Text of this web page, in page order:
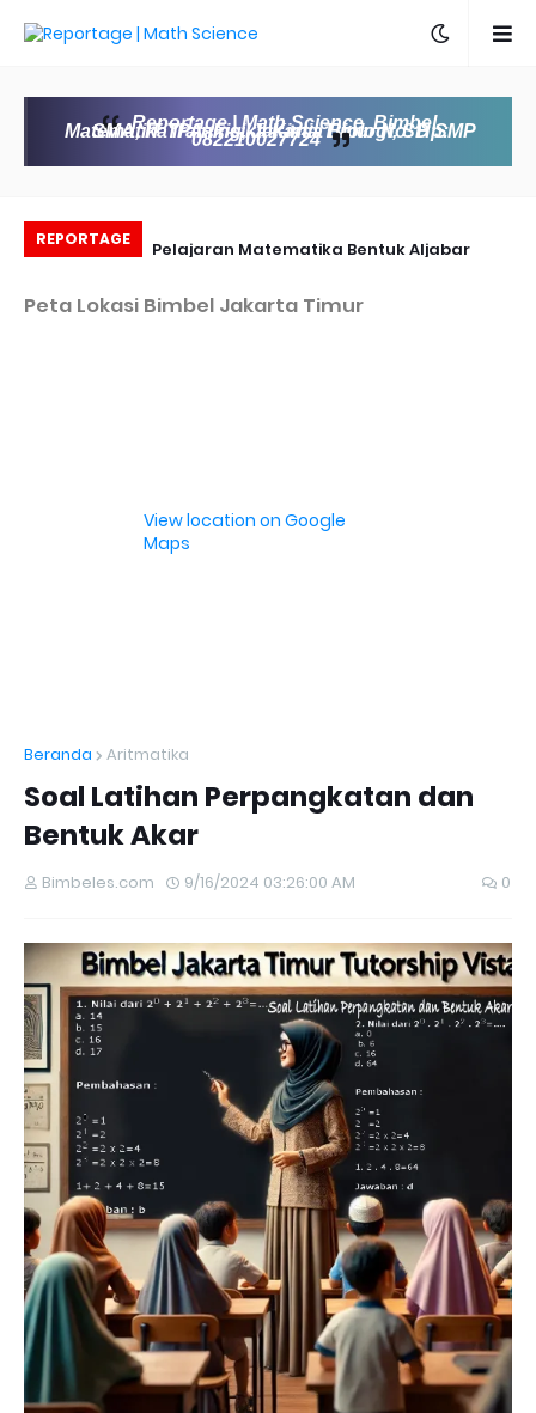
Reportage | Math Science, Bimbel
Matematika IPA, Fisika Kimia Biologi, SD SMP SMA, IT Training, Jakarta Timur No. Hp:
082210027724
REPORTAGE Pelajaran Matematika Bentuk Aljabar
30 Free Website to Learn Math
Komputer
Peta Lokasi Bimbel Jakarta Timur
View location on Google
Maps
Beranda Aritmatika
Soal Latihan Perpangkatan dan
Bentuk Akar
Bimbeles.com 9/16/2024 03:26:00 AM 0